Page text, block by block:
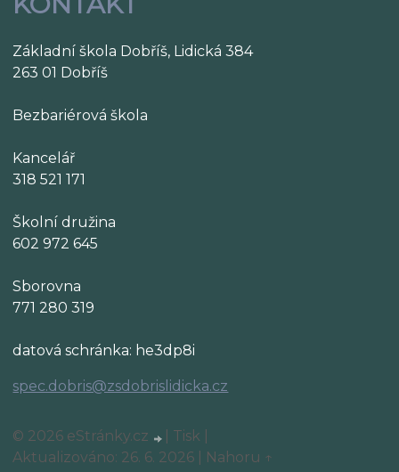
Základní škola Dobříš, Lidická 384
263 01 Dobříš
Bezbariérová škola
Kancelář
318 521 171
Školní družina
602 972 645
Sborovna
771 280 319
datová schránka: he3dp8i
spec.dobris@zsdobrislidicka.cz
© 2026 eStránky.cz Tisk
Aktualizováno: 26. 6. 2026
Nahoru ↑